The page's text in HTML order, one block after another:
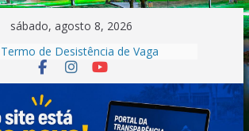
sábado, agosto 8, 2026
Termo de Desistência de Vaga
Convocação Recepcionista-
Processo Seletivo nº 001/2026
Saúde.
Convocação do Processo Seletivo